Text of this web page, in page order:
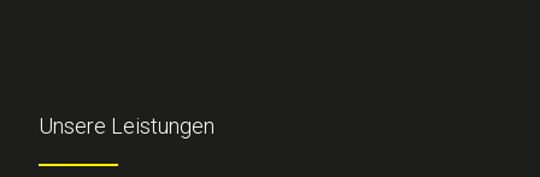
Unsere Leistungen